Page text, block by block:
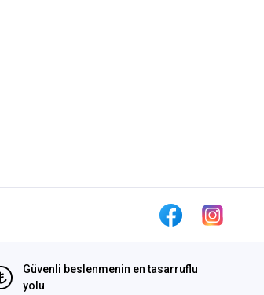
Güvenli beslenmenin en tasarruflu
yolu